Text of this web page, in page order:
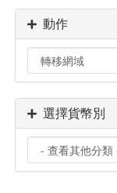
動作
選擇貨幣別